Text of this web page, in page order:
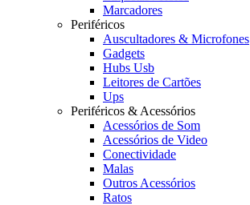
Marcadores
Periféricos
Auscultadores & Microfones
Gadgets
Hubs Usb
Leitores de Cartões
Ups
Periféricos & Acessórios
Acessórios de Som
Acessórios de Video
Conectividade
Malas
Outros Acessórios
Ratos